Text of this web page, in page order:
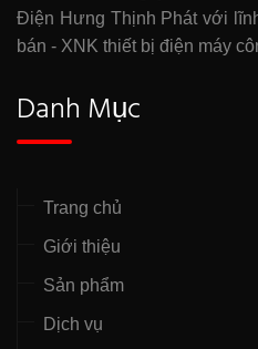
Điện Hưng Thịnh Phát với
bán - XNK thiết bị điện máy
Danh Mục
Trang chủ
Giới thiệu
Sản phẩm
Dịch vụ